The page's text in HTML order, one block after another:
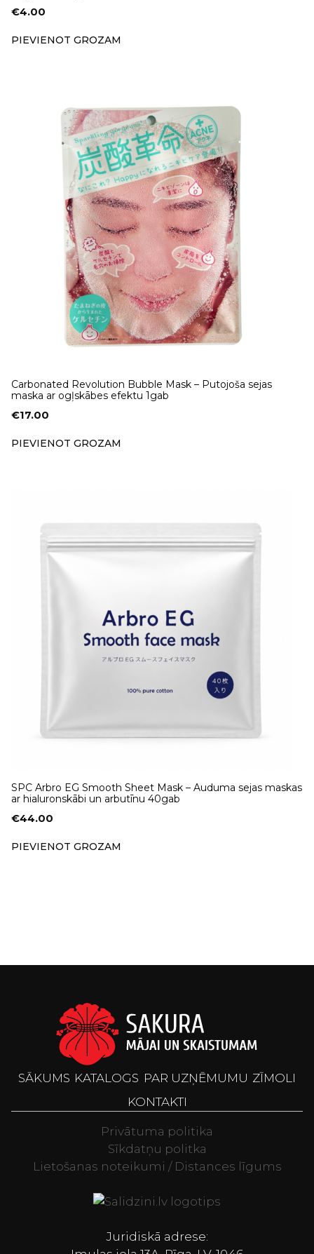
€4.00
PIEVIENOT GROZAM
Carbonated Revolution Bubble Mask – Putojoša sejas
maska ar ogļskābes efektu 1gab
€17.00
PIEVIENOT GROZAM
SPC Arbro EG Smooth Sheet Mask – Auduma sejas maskas
ar hialuronskābi un arbutīnu 40gab
€44.00
PIEVIENOT GROZAM
SĀKUMS KATALOGS PAR UZŅĒMUMU ZĪMOLI
KONTAKTI
Privātuma politika
Sīkdatņu politka
Lietošanas noteikumi / Distances līgums
Juridiskā adrese: